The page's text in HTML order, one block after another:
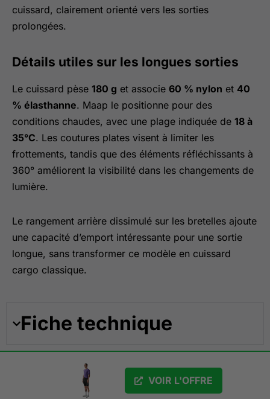
cuissard, clairement orienté vers les sorties
prolongées.
Détails utiles sur les longues sorties
Le cuissard pèse 180 g et associe 60 % nylon et 40
% élasthanne. Maap le positionne pour des
conditions chaudes, avec une plage indiquée de 18 à
35°C. Les coutures plates visent à limiter les
frottements, tandis que des éléments réfléchissants à
360° améliorent la visibilité dans les changements de
lumière.
Le rangement arrière dissimulé sur les bretelles ajoute
une capacité d’emport intéressante pour une sortie
longue, sans transformer ce modèle en cuissard
cargo classique.
Fiche technique
VOIR L'OFFRE